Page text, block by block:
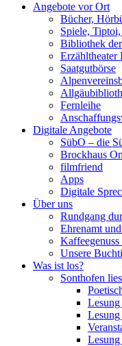
Angebote vor Ort
Bücher,
Spiele,
Bibliothek
Erzähltheater
Saatgutbörse
Fernleihe
Digitale Angebote
SübO – die
Brockhaus
filmfriend
Apps
Digitale
Über uns
Rundgang
Ehrenamt
Unsere
Was ist los?
Sonthofen